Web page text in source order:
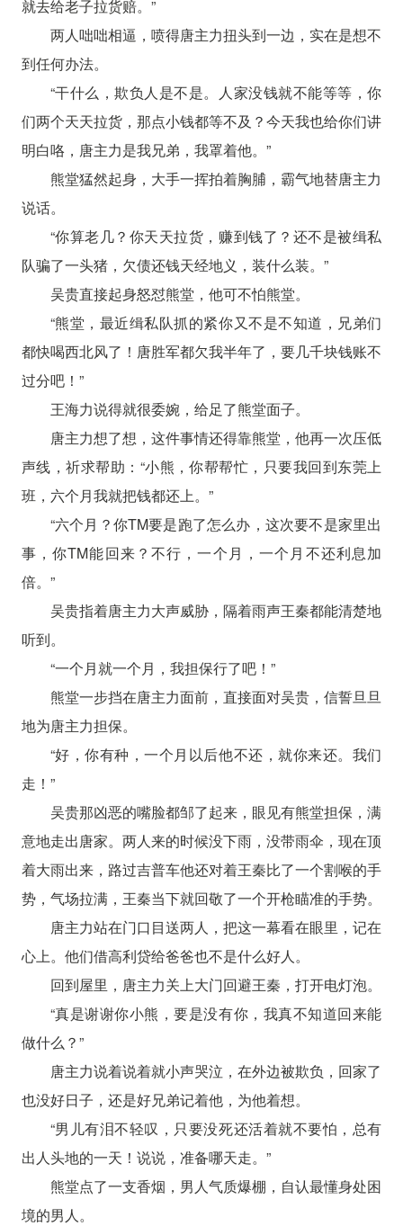
就去给老子拉货赔。”
两人咄咄相逼，喷得唐主力扭头到一边，实在是想不
到任何办法。
“干什么，欺负人是不是。人家没钱就不能等等，你
们两个天天拉货，那点小钱都等不及？今天我也给你们讲
明白咯，唐主力是我兄弟，我罩着他。”
熊堂猛然起身，大手一挥拍着胸脯，霸气地替唐主力
说话。
“你算老几？你天天拉货，赚到钱了？还不是被缉私
队骗了一头猪，欠债还钱天经地义，装什么装。”
吴贵直接起身怒怼熊堂，他可不怕熊堂。
“熊堂，最近缉私队抓的紧你又不是不知道，兄弟们
都快喝西北风了！唐胜军都欠我半年了，要几千块钱账不
过分吧！”
王海力说得就很委婉，给足了熊堂面子。
唐主力想了想，这件事情还得靠熊堂，他再一次压低
声线，祈求帮助：“小熊，你帮帮忙，只要我回到东莞上
班，六个月我就把钱都还上。”
“六个月？你TM要是跑了怎么办，这次要不是家里出
事，你TM能回来？不行，一个月，一个月不还利息加
倍。”
吴贵指着唐主力大声威胁，隔着雨声王秦都能清楚地
听到。
“一个月就一个月，我担保行了吧！”
熊堂一步挡在唐主力面前，直接面对吴贵，信誓旦旦
地为唐主力担保。
“好，你有种，一个月以后他不还，就你来还。我们
走！”
吴贵那凶恶的嘴脸都邹了起来，眼见有熊堂担保，满
意地走出唐家。两人来的时候没下雨，没带雨伞，现在顶
着大雨出来，路过吉普车他还对着王秦比了一个割喉的手
势，气场拉满，王秦当下就回敬了一个开枪瞄准的手势。
唐主力站在门口目送两人，把这一幕看在眼里，记在
心上。他们借高利贷给爸爸也不是什么好人。
回到屋里，唐主力关上大门回避王秦，打开电灯泡。
“真是谢谢你小熊，要是没有你，我真不知道回来能
做什么？”
唐主力说着说着就小声哭泣，在外边被欺负，回家了
也没好日子，还是好兄弟记着他，为他着想。
“男儿有泪不轻叹，只要没死还活着就不要怕，总有
出人头地的一天！说说，准备哪天走。”
熊堂点了一支香烟，男人气质爆棚，自认最懂身处困
境的男人。